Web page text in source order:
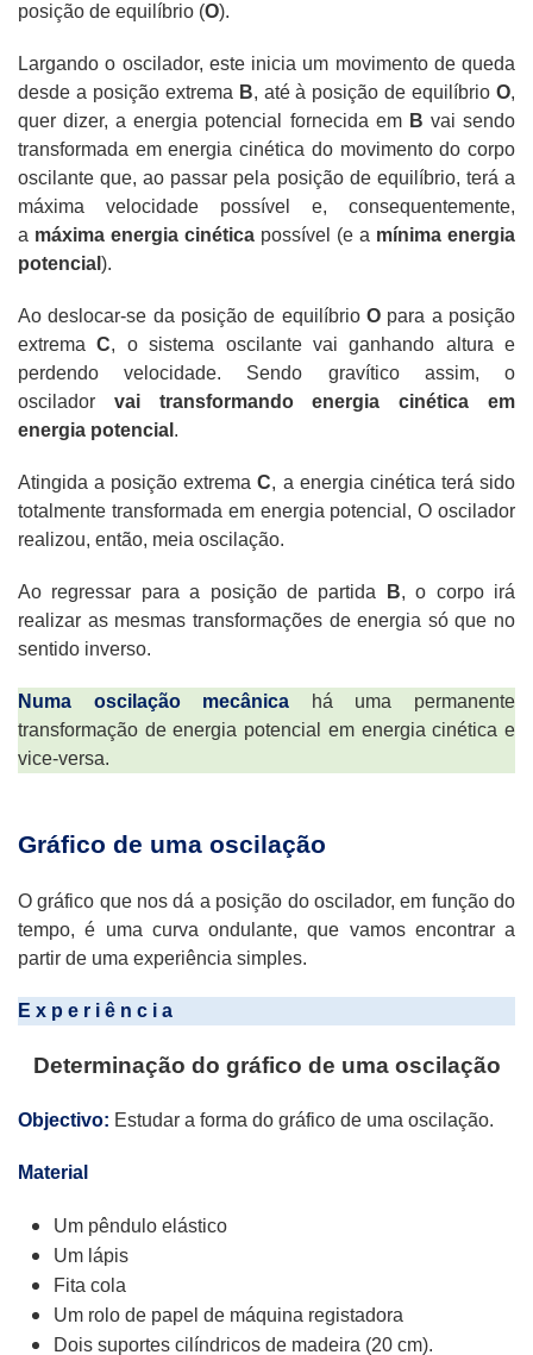
posição de equilíbrio (O).
Largando o oscilador, este inicia um movimento de queda
desde a posição extrema B, até à posição de equilíbrioO,
quer dizer, a energia potencial fornecida em B vai sendo
transformada em energia cinética do movimento do corpo
oscilante que, ao passar pela posição de equilíbrio, terá a
máxima velocidade possível e, consequentemente,
a máxima energia cinética possível (e a mínima energia
potencial ).
Ao deslocar-se da posição de equilíbrio O para a posição
extremaC, o sistema oscilante vai ganhando altura e
perdendo velocidade. Sendo gravítico assim, o
oscilador vai transformando energia cinética em
energia potencial .
Atingida a posição extremaC, a energia cinética terá sido
totalmente transformada em energia potencial, O oscilador
realizou, então, meia oscilação.
Ao regressar para a posição de partida B, o corpo irá
realizar as mesmas transformações de energia só que no
sentido inverso.
Numa oscilação mecânica
há uma permanente
transformação de energia potencial em energia cinética e
vice-versa.
Gráfico de uma oscilação
O gráfico que nos dá a posição do oscilador, em função do
tempo, é uma curva ondulante, que vamos encontrar a
partir de uma experiência simples.
E x p e r i ê n c i a
Determinação do gráfico de uma oscilação
Objectivo: Estudar a forma do gráfico de uma oscilação.
Material
Um pêndulo elástico
Um lápis
Fita cola
Um rolo de papel de máquina registadora
Dois suportes cilíndricos de madeira (20 cm).